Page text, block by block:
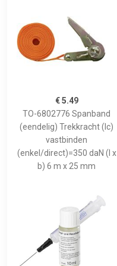
€ 5.49
TO-6802776 Spanband
(eendelig) Trekkracht (lc)
vastbinden
(enkel/direct)=350 daN (l x
b) 6 m x 25 mm